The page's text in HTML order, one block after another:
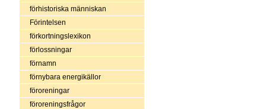
förhistoriska människan
Förintelsen
förkortningslexikon
förlossningar
förnamn
förnybara energikällor
föroreningar
föroreningsfrågor